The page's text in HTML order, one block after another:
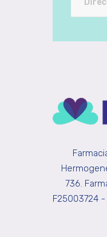
736.
F25003724